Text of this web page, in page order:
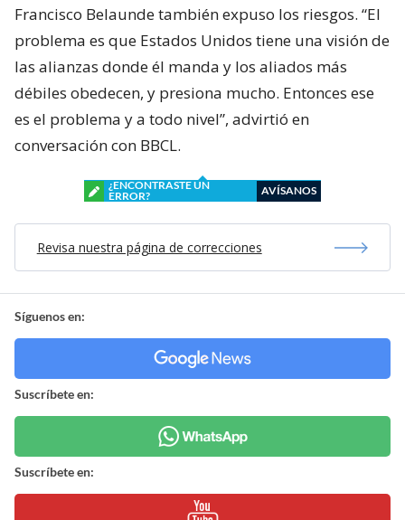
Francisco Belaunde también expuso los riesgos. “El
problema es que Estados Unidos tiene una visión de
las alianzas donde él manda y los aliados más
débiles obedecen, y presiona mucho. Entonces ese
es el problema y a todo nivel”, advirtió en
conversación con BBCL.
¿ENCONTRASTE UN
ERROR?
AVÍSANOS
Revisa nuestra página de correcciones
Síguenos en:
Suscríbete en:
Suscríbete en: